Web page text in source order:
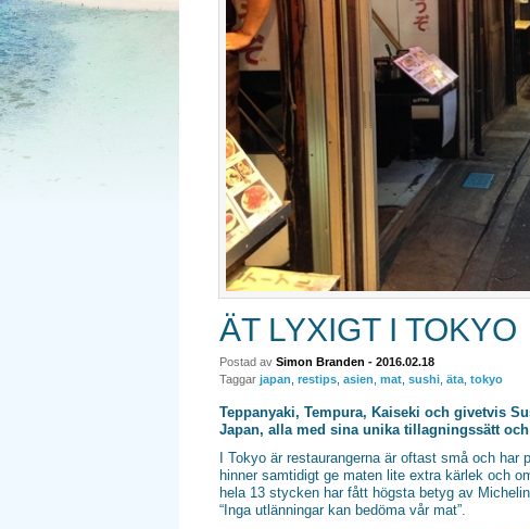
ÄT LYXIGT I TOKYO
Postad avSimon Branden - 2016.02.18
Taggar japan,restips,asien,mat,sushi,äta,tokyo
Teppanyaki, Tempura, Kaiseki och givetvis
Japan, alla med sina unika tillagningssätt
I Tokyo är restaurangerna är oftast små och
hinner samtidigt ge maten lite extra kärlek och
hela 13 stycken har fått högsta betyg av
“Inga utlänningar kan bedöma vår mat”.